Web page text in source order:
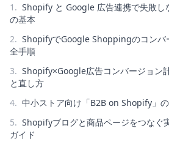
1 . Shopify と Google 広告連携で失敗し
の基本
2. ShopifyでGoogle Shoppingのコンバ
全手順
3. Shopify×Google広告コンバージョン
と直し方
4. 中小ストア向け「B2B on Shopify」
5. Shopifyブログと商品ページをつなぐ
ガイド